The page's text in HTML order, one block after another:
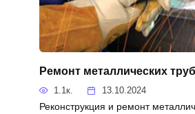
Ремонт металлических
1.1к. 13.10.2024
Реконструкция и ремонт